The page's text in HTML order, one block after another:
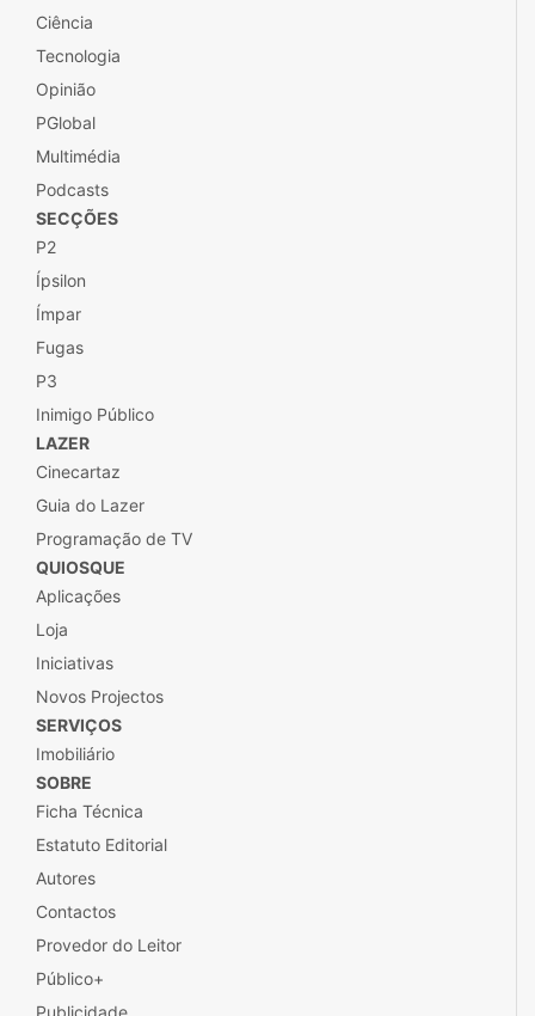
Ciência
Tecnologia
Opinião
PGlobal
Multimédia
Podcasts
SECÇÕES
P2
Ípsilon
Ímpar
Fugas
P3
Inimigo Público
LAZER
Cinecartaz
Guia do Lazer
Programação de TV
QUIOSQUE
Aplicações
Loja
Iniciativas
Novos Projectos
SERVIÇOS
Imobiliário
SOBRE
Ficha Técnica
Estatuto Editorial
Autores
Contactos
Provedor do Leitor
Público+
Publicidade